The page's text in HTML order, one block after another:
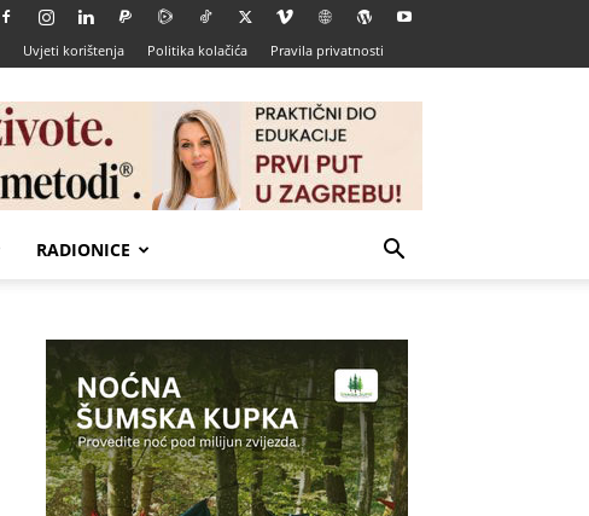
Uvjeti korištenja Politika kolačića Pravila privatnosti
RADIONICE